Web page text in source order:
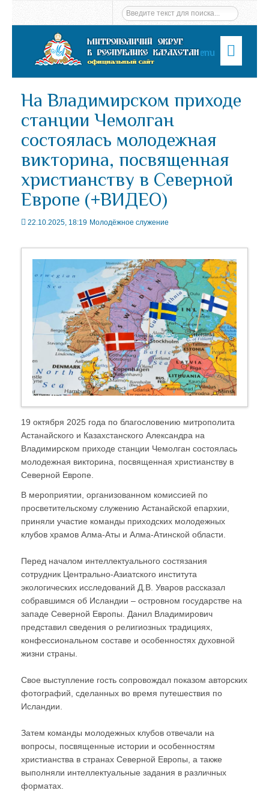
Menu
На Владимирском приходе
станции Чемолган
состоялась молодежная
викторина, посвященная
христианству в Северной
Европе (+ВИДЕО)
22.10.2025, 18:19 Молодёжное служение
19 октября 2025 года по благословению митрополита
Астанайского и Казахстанского Александра на
Владимирском приходе станции Чемолган состоялась
молодежная викторина, посвященная христианству в
Северной Европе.
В мероприятии, организованном комиссией по
просветительскому служению Астанайской епархии,
приняли участие команды приходских молодежных
клубов храмов Алма-Аты и Алма-Атинской области.
Перед началом интеллектуального состязания
сотрудник Центрально-Азиатского института
экологических исследований Д.В. Уваров рассказал
собравшимся об Исландии – островном государстве на
западе Северной Европы. Данил Владимирович
представил сведения о религиозных традициях,
конфессиональном составе и особенностях духовной
жизни страны.
Свое выступление гость сопровождал показом авторских
фотографий, сделанных во время путешествия по
Исландии.
Затем команды молодежных клубов отвечали на
вопросы, посвященные истории и особенностям
христианства в странах Северной Европы, а также
выполняли интеллектуальные задания в различных
форматах.